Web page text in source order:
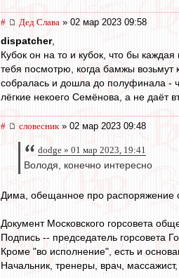
# Дед Слава » 02 мар 2023 09:58
dispatcher,
Кубок он на то и кубок, что бы
тебя посмотрю, когда бамжы возьмут
собралась и дошла до полуфинала -
лёгкие некоего Семёнова, а не даёт
# словесник » 02 мар 2023 09:48
dodge » 01 мар 2023, 19:41
Володя, конечно интересно
Дима, обещанное про распоряжение
Документ Московского горсовета
Подпись -- председатель горсовета
Кроме "во исполнение", есть и
Начальник, тренеры, врач,